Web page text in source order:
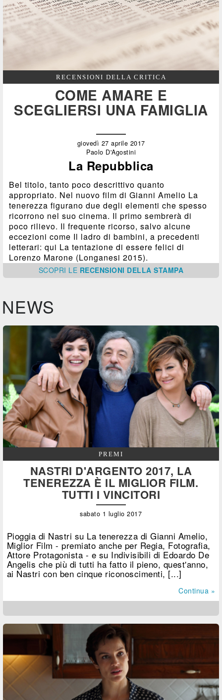
RECENSIONI DELLA CRITICA
COME AMARE E
SCEGLIERSI UNA FAMIGLIA
giovedì 27 aprile 2017
Paolo D'Agostini
La Repubblica
Bel titolo, tanto poco descrittivo quanto
appropriato. Nel nuovo film di Gianni Amelio La
tenerezza figurano due degli elementi che spesso
ricorrono nel suo cinema. Il primo sembrerà di
poco rilievo. Il frequente ricorso, salvo alcune
eccezioni come Il ladro di bambini, a precedenti
letterari: qui La tentazione di essere felici di
Lorenzo Marone (Longanesi 2015).
SCOPRI LE RECENSIONI DELLA STAMPA
NEWS
PREMI
NASTRI D'ARGENTO 2017, LA
TENEREZZA È IL MIGLIOR FILM.
TUTTI I VINCITORI
sabato 1 luglio 2017
Pioggia di Nastri su La tenerezza di Gianni Amelio,
Miglior Film - premiato anche per Regia, Fotografia,
Attore Protagonista - e su Indivisibili di Edoardo De
Angelis che più di tutti ha fatto il pieno, quest'anno,
ai Nastri con ben cinque riconoscimenti, [...]
Continua »